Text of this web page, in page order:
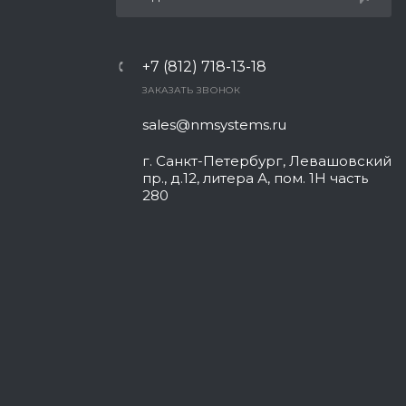
+7 (812) 718-13-18
ЗАКАЗАТЬ ЗВОНОК
sales@nmsystems.ru
г. Санкт-Петербург, Левашовский
пр., д.12, литера А, пом. 1Н часть
280